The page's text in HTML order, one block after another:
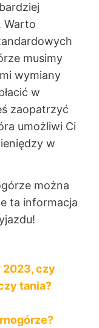
Warto
musimy
wymiany
w
zaopatrzyć
umożliwi Ci
w
można
ta informacja
2023, czy
tania?